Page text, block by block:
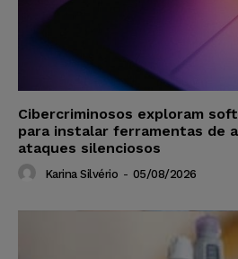
Cibercriminosos exploram
para instalar ferramentas de
ataques silenciosos
Karina Silvério - 05/08/2026